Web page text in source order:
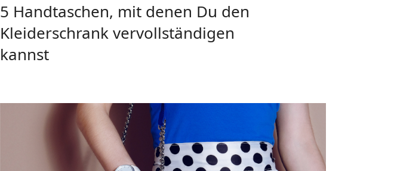
5 Handtaschen, mit denen Du den
Kleiderschrank vervollständigen
kannst